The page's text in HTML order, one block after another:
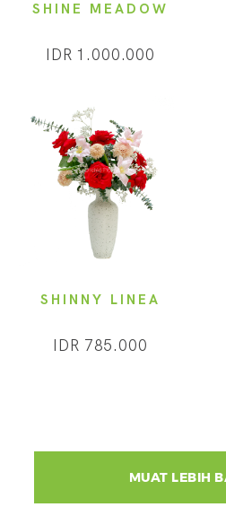
SHINE MEADOW
IDR 1.000.000
SHINNY LINEA
IDR 785.000
MUAT LEBIH